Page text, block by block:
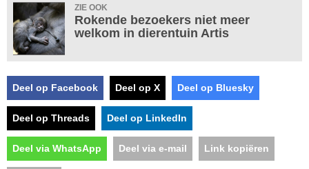
ZIE OOK
Rokende bezoekers niet meer
welkom in dierentuin Artis
Deel op Facebook Deel op X Deel op Bluesky
Deel op Threads Deel op LinkedIn
Deel via WhatsApp Deel via e-mail Link kopiëren